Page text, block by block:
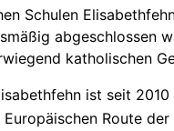
Schulen
abgeschlossen
katholischen
ist seit
Route